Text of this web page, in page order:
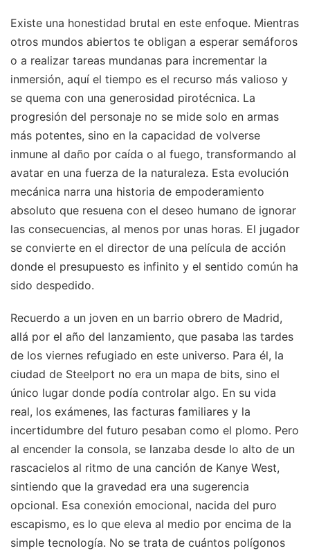
Existe una honestidad brutal en este enfoque. Mientras
otros mundos abiertos te obligan a esperar semáforos
o a realizar tareas mundanas para incrementar la
inmersión, aquí el tiempo es el recurso más valioso y
se quema con una generosidad pirotécnica. La
progresión del personaje no se mide solo en armas
más potentes, sino en la capacidad de volverse
inmune al daño por caída o al fuego, transformando al
avatar en una fuerza de la naturaleza. Esta evolución
mecánica narra una historia de empoderamiento
absoluto que resuena con el deseo humano de ignorar
las consecuencias, al menos por unas horas. El jugador
se convierte en el director de una película de acción
donde el presupuesto es infinito y el sentido común ha
sido despedido.
Recuerdo a un joven en un barrio obrero de Madrid,
allá por el año del lanzamiento, que pasaba las tardes
de los viernes refugiado en este universo. Para él, la
ciudad de Steelport no era un mapa de bits, sino el
único lugar donde podía controlar algo. En su vida
real, los exámenes, las facturas familiares y la
incertidumbre del futuro pesaban como el plomo. Pero
al encender la consola, se lanzaba desde lo alto de un
rascacielos al ritmo de una canción de Kanye West,
sintiendo que la gravedad era una sugerencia
opcional. Esa conexión emocional, nacida del puro
escapismo, es lo que eleva al medio por encima de la
simple tecnología. No se trata de cuántos polígonos